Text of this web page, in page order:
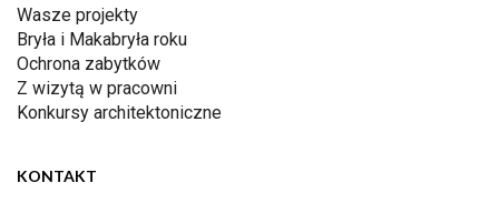
Wasze projekty
Bryła i Makabryła roku
Ochrona zabytków
Z wizytą w pracowni
Konkursy architektoniczne
KONTAKT